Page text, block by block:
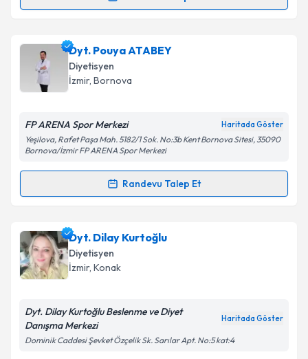
Randevu Takvimi Talebi
Dyt. Ecmel Metliiçin randevu takvimi talebi
oluşturun. Size bu uzmandan randevu almanız için bir
takvim hazırlandığında e-posta ile bilgilendireceğiz.
Kişisel verilerimin işlenmesine ilişkinAydınlatma
'ni okudum ve kişisel verilerimin belirtilen
kapsamda işlenmesini kabul ediyorum.
Takvim Talebini Gönder
Dyt. Pouya ATABEY
Diyetisyen
İzmir, Bornova
FP ARENA Spor Merkezi Haritada Göster
Yeşilova, Rafet Paşa Mah. 5182/1 Sok. No:3b Kent Bornova Sitesi, 35090
Bornova/İzmir FP ARENA Spor Merkezi
Randevu Talep Et
Randevu Takvimi Talebi
Dyt. Pouya ATABEYiçin randevu takvimi talebi
oluşturun. Size bu uzmandan randevu almanız için bir
takvim hazırlandığında e-posta ile bilgilendireceğiz.
Dyt. Dilay Kurtoğlu
Diyetisyen
İzmir, Konak
Dyt. Dilay Kurtoğlu Beslenme ve Diyet
Danışma Merkezi
Haritada Göster
Dominik Caddesi Şevket Özçelik Sk. Sarılar Apt. No:5 kat:4